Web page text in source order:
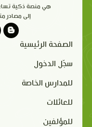
هي منصة ذكية
إلى مصادر
الصفحة الرئيسية
سجّل الدخول
للمدارس الخاصة
للعائلات
للمؤلفين